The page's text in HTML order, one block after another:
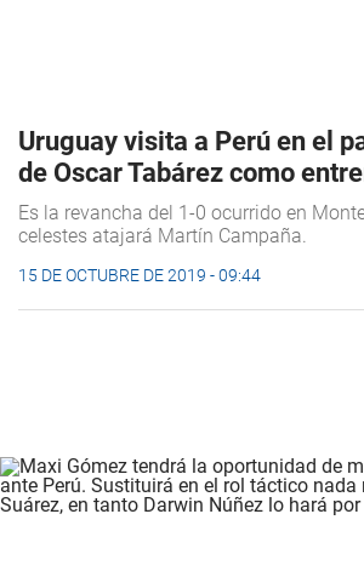
Uruguay visita a Perú en el
de Oscar Tabárez como
Es la revancha del 1-0 ocurrido en
celestes atajará Martín Campaña.
15 DE OCTUBRE DE 2019 - 09:44